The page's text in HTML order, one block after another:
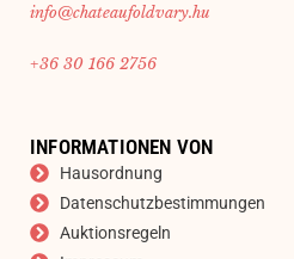
info@chateaufoldvary.hu
+36 30 166 2756
INFORMATIONEN VON
Hausordnung
Datenschutzbestimmungen
Auktionsregeln